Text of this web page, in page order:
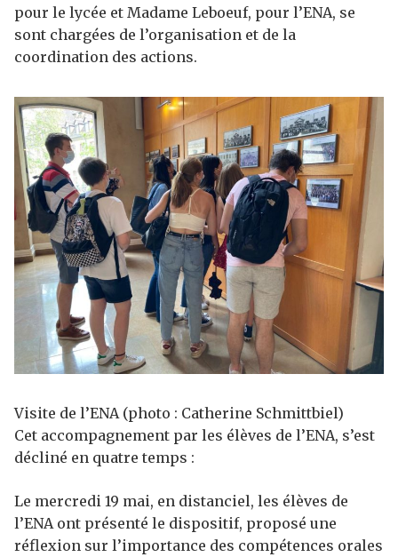
pour le lycée et Madame Leboeuf, pour l’ENA, se
sont chargées de l’organisation et de la
coordination des actions.
Visite de l’ENA (photo : Catherine Schmittbiel)
Cet accompagnement par les élèves de l’ENA, s’est
décliné en quatre temps :
Le mercredi 19 mai, en distanciel, les élèves de
l’ENA ont présenté le dispositif, proposé une
réflexion sur l’importance des compétences orales